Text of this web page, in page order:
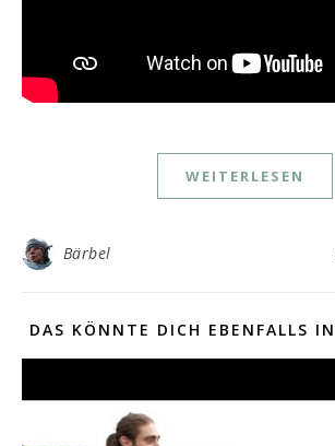
WEITERLESEN
Bärbel
DAS KÖNNTE DICH EBENFALLS